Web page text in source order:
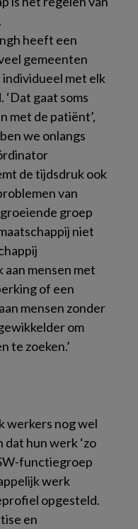
heeft een
gemeenten
met elk
gaat soms
met de patiënt’,
we onlangs
de tijdsdruk ook
van
groep
niet
mensen met
of een
mensen zonder
om
te zoeken.’
werkers nog wel
hun werk ‘zo
functiegroep
werk
opgesteld.
en